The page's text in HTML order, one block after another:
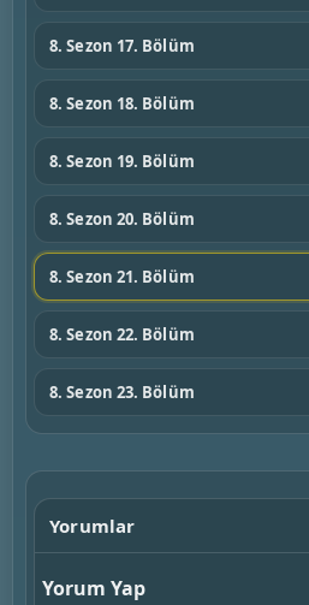
8. Sezon 17. Bölüm
8. Sezon 18. Bölüm
8. Sezon 19. Bölüm
8. Sezon 20. Bölüm
8. Sezon 21. Bölüm
8. Sezon 22. Bölüm
8. Sezon 23. Bölüm
Yorumlar
Yorum Yap